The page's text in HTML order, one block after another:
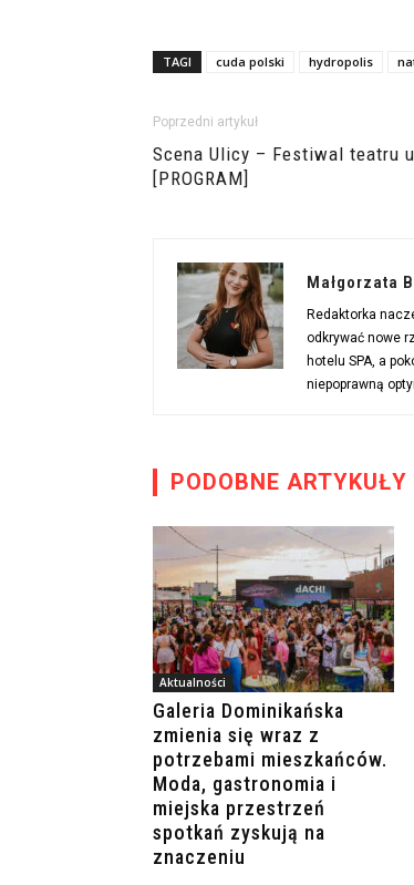
TAGI cuda polski hydropolis
Poprzedni artykuł
Scena Ulicy – Festiwal teatru
[PROGRAM]
Małgorzata
Redaktorka
odkrywać nowe
hotelu SPA, a
niepoprawną
PODOBNE ARTYKUŁY
Aktualności
Galeria Dominikańska
zmienia się wraz z
potrzebami mieszkańców.
Moda, gastronomia i
miejska przestrzeń
spotkań zyskują na
znaczeniu